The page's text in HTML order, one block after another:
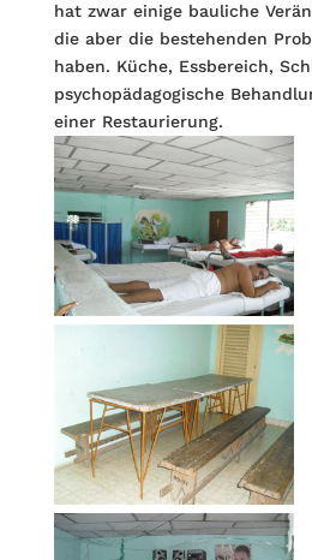
hat zwar einige bauliche
die aber die bestehenden
haben. Küche, Essbereich,
psychopädagogische
einer Restaurierung.